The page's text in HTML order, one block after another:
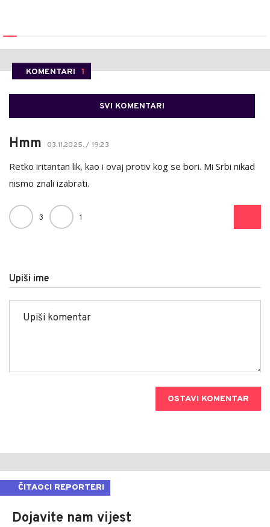
KOMENTARI 1
SVI KOMENTARI
Hmm 03.11.2025. / 19:23
Retko iritantan lik, kao i ovaj protiv kog se bori. Mi Srbi nikad
nismo znali izabrati.
3 1
Upiši ime
OSTAVI KOMENTAR
ČITAOCI REPORTERI
Dojavite nam vijest